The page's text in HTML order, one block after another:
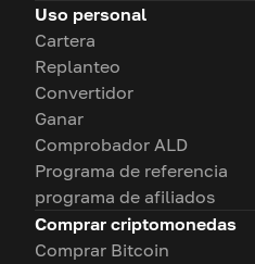
Uso personal
Cartera
Replanteo
Convertidor
Ganar
Comprobador ALD
Programa de referencia
programa de afiliados
Comprar criptomonedas
Comprar Bitcoin